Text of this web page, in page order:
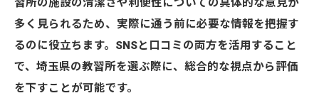
習所の施設の清潔さや利便性についての具体的な意見が
多く見られるため、実際に通う前に必要な情報を把握す
るのに役立ちます。SNSと口コミの両方を活用すること
で、埼玉県の教習所を選ぶ際に、総合的な視点から評価
を下すことが可能です。